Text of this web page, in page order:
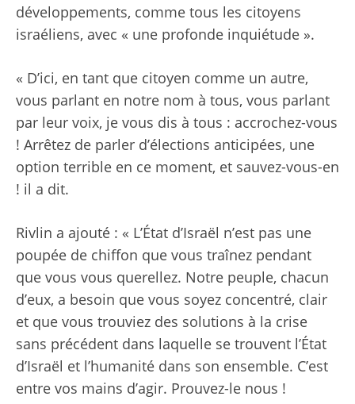
développements, comme tous les citoyens
israéliens, avec « une profonde inquiétude ».
« D’ici, en tant que citoyen comme un autre,
vous parlant en notre nom à tous, vous parlant
par leur voix, je vous dis à tous : accrochez-vous
! Arrêtez de parler d’élections anticipées, une
option terrible en ce moment, et sauvez-vous-en
! il a dit.
Rivlin a ajouté : « L’État d’Israël n’est pas une
poupée de chiffon que vous traînez pendant
que vous vous querellez. Notre peuple, chacun
d’eux, a besoin que vous soyez concentré, clair
et que vous trouviez des solutions à la crise
sans précédent dans laquelle se trouvent l’État
d’Israël et l’humanité dans son ensemble. C’est
entre vos mains d’agir. Prouvez-le nous !